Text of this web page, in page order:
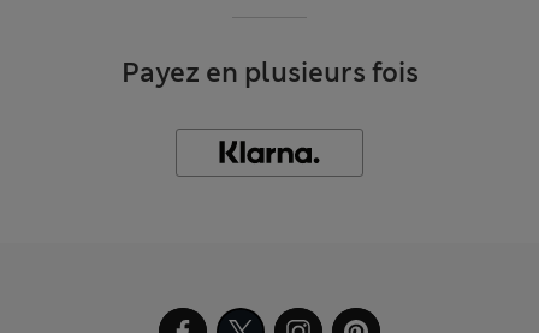
Payez en plusieurs fois